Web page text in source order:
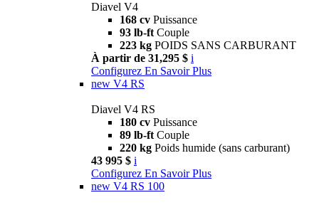
Diavel V4
168 cv Puissance
93 lb-ft Couple
223 kg POIDS SANS CARBURANT
À partir de 31,295 $ i
Configurez En Savoir Plus
new V4 RS
Diavel V4 RS
180 cv Puissance
89 lb-ft Couple
220 kg Poids humide (sans carburant)
43 995 $ i
Configurez En Savoir Plus
new V4 RS 100